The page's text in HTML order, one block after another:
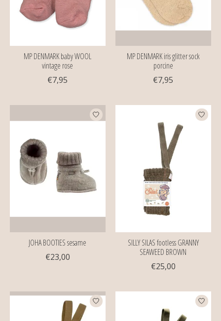
MP DENMARK baby WOOL
vintage rose
€7,95
MP DENMARK iris glitter sock
porcine
€7,95
JOHA BOOTIES sesame
€23,00
SILLY SILAS footless GRANNY
SEAWEED BROWN
€25,00